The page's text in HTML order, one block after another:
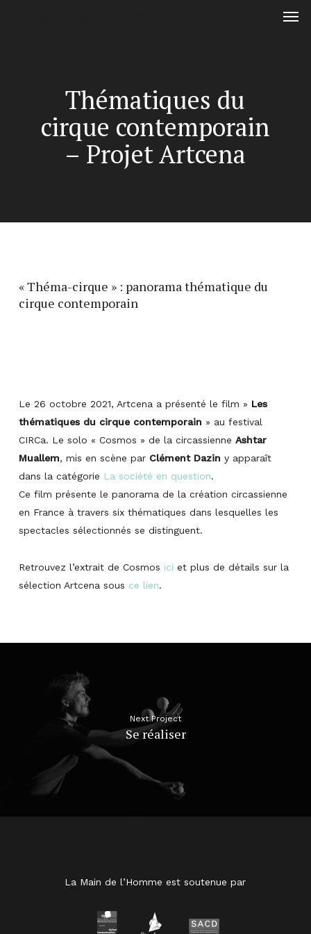
Thématiques du
cirque contemporain
– Projet Artcena
« Théma-cirque » : panorama thématique du
cirque contemporain
Le 26 octobre 2021, Artcena a présenté le film » Les
thématiques du cirque contemporain » au festival
CIRCa. Le solo « Cosmos » de la circassienne Ashtar
Muallem, mis en scène par Clément Dazin y apparaît
dans la catégorie La société en question.
Ce film présente le panorama de la création circassienne
en France à travers six thématiques dans lesquelles les
spectacles sélectionnés se distinguent.
Retrouvez l’extrait de Cosmos ici et plus de détails sur la
sélection Artcena sous ce lien.
Next Project
Se réaliser
La Main de l’Homme est soutenue par